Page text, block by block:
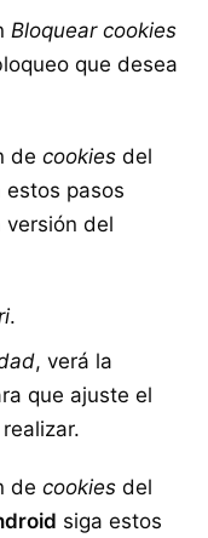
Bloquear cookies
que desea
de cookiesdel
pasos
versión del
.
, verá la
que ajuste el
de cookiesdel
siga estos